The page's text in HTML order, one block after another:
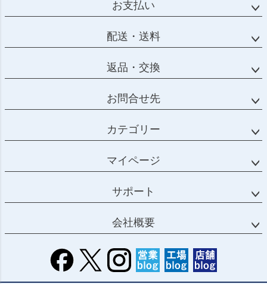
ップ
お支払い
配送・送料
返品・交換
お問合せ先
カテゴリー
マイページ
サポート
会社概要